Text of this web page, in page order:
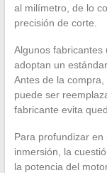
al milímetro, de lo
precisión de corte.
Algunos fabricantes
adoptan un
Antes de la
puede ser
fabricante evita
Para profundizar
inmersión, la
la potencia del